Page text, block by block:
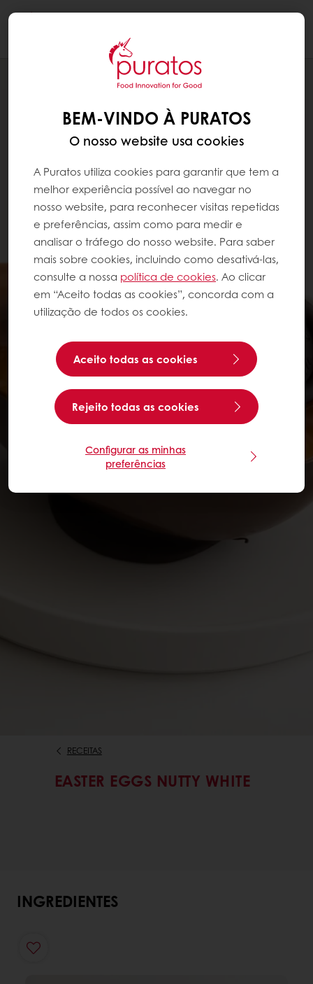
RECEITAS
EASTER EGGS NUTTY WHITE
INGREDIENTES
BEM-VINDO À PURATOS
O nosso website usa cookies
A Puratos utiliza cookies para garantir que tem a
melhor experiência possível ao navegar no
nosso website, para reconhecer visitas repetidas
e preferências, assim como para medir e
analisar o tráfego do nosso website. Para saber
mais sobre cookies, incluindo como desativá-las,
consulte a nossa política de cookies. Ao clicar
em “Aceito todas as cookies”, concorda com a
utilização de todos os cookies.
Aceito todas as cookies
Rejeito todas as cookies
Configurar as minhas
preferências